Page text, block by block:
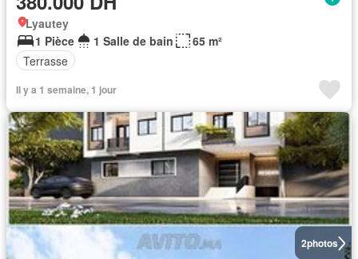
Lyautey
1 Pièce
1 Salle de bain
65 m²
Terrasse
Il y a 1 semaine, 1 jour
2photos